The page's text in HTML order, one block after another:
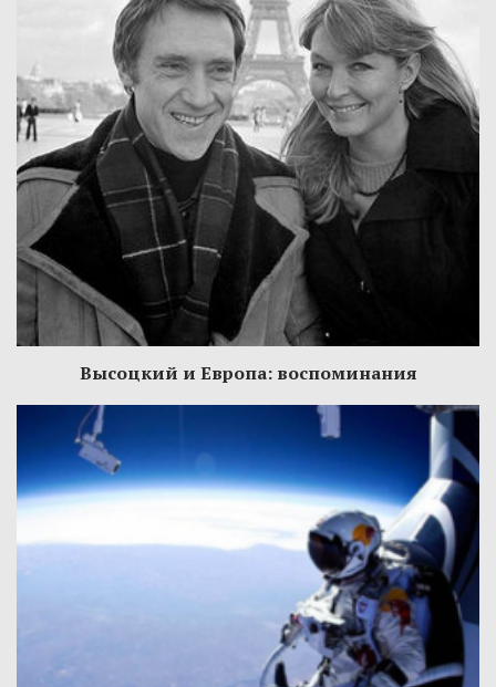
Высоцкий и Европа: воспоминания